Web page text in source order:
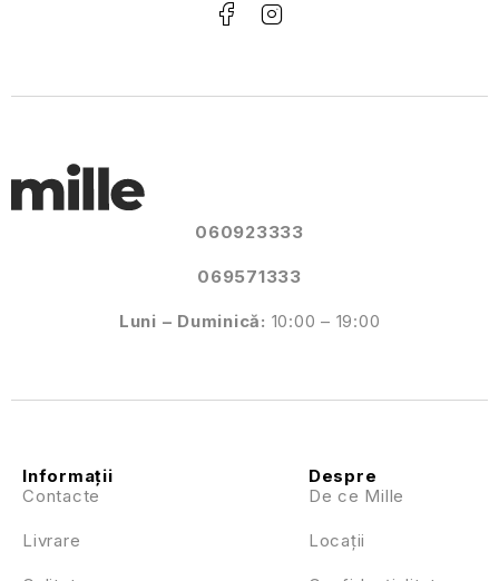
060923333
069571333
Luni – Duminică: 10:00 – 19:00
Despre
De ce Mille
Locații
Informații
Contacte
Livrare